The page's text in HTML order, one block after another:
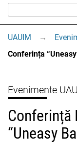
UAUIM →
Conferința
Evenimente
Conferință
“Uneasy